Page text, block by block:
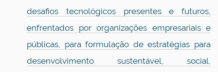
desafios tecnológicos presentes e futuros,
enfrentados por organizações empresariais e
públicas, para formulação de estratégias para
desenvolvimento sustentável, social,